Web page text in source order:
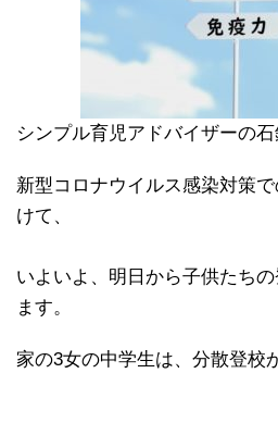
シンプル育児アドバイザーの石
新型コロナウイルス感染対策
けて、
いよいよ、明日から子供たち
ます。
家の3女の中学生は、分散登校